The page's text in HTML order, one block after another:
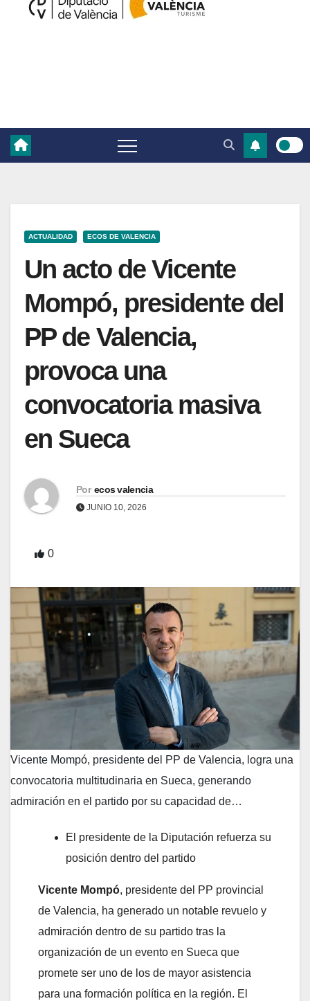
ACTUALIDAD ECOS DE VALENCIA
Un acto de Vicente
Mompó, presidente del
PP de Valencia,
provoca una
convocatoria masiva
en Sueca
Por ecos valencia
JUNIO 10, 2026
0
Vicente Mompó, presidente del PP de Valencia, logra una
convocatoria multitudinaria en Sueca, generando
admiración en el partido por su capacidad de…
El presidente de la Diputación refuerza su
posición dentro del partido
Vicente Mompó, presidente del PP provincial
de Valencia, ha generado un notable revuelo y
admiración dentro de su partido tras la
organización de un evento en Sueca que
promete ser uno de los de mayor asistencia
para una formación política en la región. El